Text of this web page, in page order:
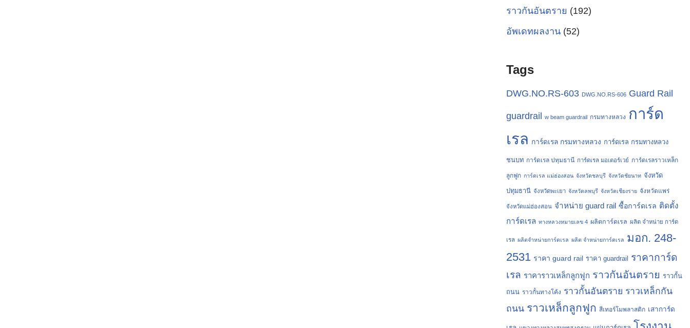
ราวกันอันตราย (192)
อัพเดทผลงาน(52)
Tags
DWG.NO.RS-603 DWG.NO.RS-606 Guard Rail
guardrail w beam guardrail กรมทางหลวง การ์ด
เรล การ์ดเรล กรมทางหลวง การ์ดเรล กรมทางหลวง
ชนบท การ์ดเรล ปทุมธานี การ์ดเรล มอเตอร์เวย์ การ์ดเรลราวเหล็ก
ลูกฟูก การ์ดเรล แม่ฮ่องสอน จังหวัดชลบุรี จังหวัดชัยนาท จังหวัด
ปทุมธานี จังหวัดพะเยา จังหวัดลพบุรี จังหวัดเชียงราย จังหวัดแพร่
จังหวัดแม่ฮ่องสอน จำหน่าย guard rail ซื้อการ์ดเรล ติดตั้ง
การ์ดเรล ทางหลวงหมายเลข 4 ผลิตการ์ดเรล ผลิต จำหน่าย การ์ด
เรล ผลิตจำหน่ายการ์ดเรล ผลิต จำหน่ายการ์ดเรล มอก. 248-
2531 ราคา guard rail ราคา guardrail
ราคาการ์ด
เรล ราคาราวเหล็กลูกฟูก ราวกันอันตราย ราวกั้น
ถนน ราวกั้นทางโค้ง ราวกั้นอันตราย ราวเหล็กกัน
ถนน ราวเหล็กลูกฟูก สีเทอร์โมพลาสติก เสาการ์ด